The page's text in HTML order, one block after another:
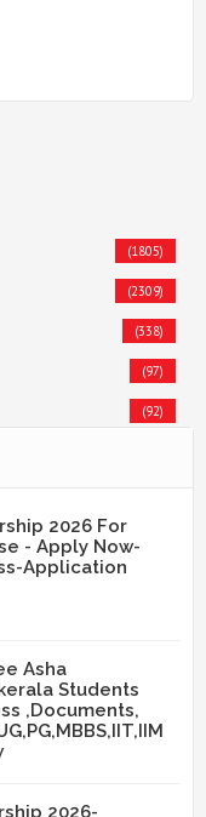
(1805)
(2309)
(338)
(97)
(92)
2026 For
- Apply Now-
Application
Asha
Students
,Documents,